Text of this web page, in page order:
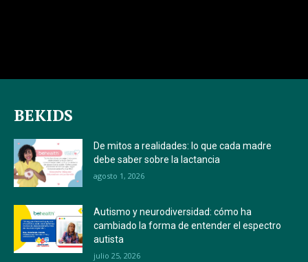
BEKIDS
De mitos a realidades: lo que cada madre
debe saber sobre la lactancia
agosto 1, 2026
Autismo y neurodiversidad: cómo ha
cambiado la forma de entender el espectro
autista
julio 25, 2026